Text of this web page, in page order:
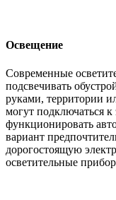
Освещение
Современные
подсвечивать
руками, территории
могут подключаться
функционировать
вариант
дорогостоящую
осветительные